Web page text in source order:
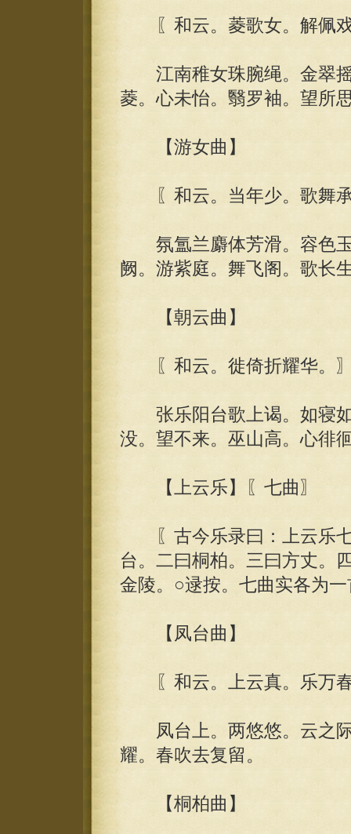
〖和云。菱歌女。解佩
江南稚女珠腕绳。金翠摇
菱。心未怡。翳罗袖。望所
【游女曲】
〖和云。当年少。歌舞
氛氲兰麝体芳滑。容色玉
阙。游紫庭。舞飞阁。歌长
【朝云曲】
〖和云。徙倚折耀华。
张乐阳台歌上谒。如寝如
没。望不来。巫山高。心徘
【上云乐】〖七曲〗
〖古今乐录曰：上云乐七
台。二曰桐柏。三曰方丈。
金陵。○逯按。七曲实各为
【凤台曲】
〖和云。上云真。乐万
凤台上。两悠悠。云之际
耀。春吹去复留。
【桐柏曲】